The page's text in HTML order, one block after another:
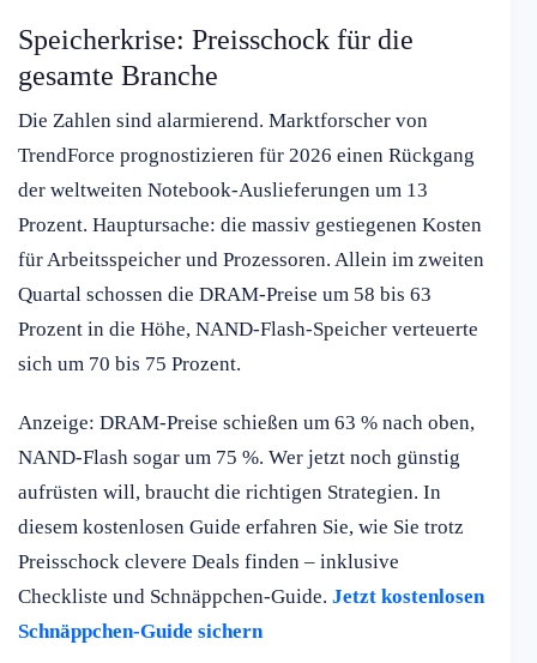
Speicherkrise: Preisschock für die
gesamte Branche
Die Zahlen sind alarmierend. Marktforscher von
TrendForce prognostizieren für 2026 einen Rückgang
der weltweiten Notebook-Auslieferungen um 13
Prozent. Hauptursache: die massiv gestiegenen Kosten
für Arbeitsspeicher und Prozessoren. Allein im zweiten
Quartal schossen die DRAM-Preise um 58 bis 63
Prozent in die Höhe, NAND-Flash-Speicher verteuerte
sich um 70 bis 75 Prozent.
Anzeige: DRAM-Preise schießen um 63 % nach oben,
NAND-Flash sogar um 75 %. Wer jetzt noch günstig
aufrüsten will, braucht die richtigen Strategien. In
diesem kostenlosen Guide erfahren Sie, wie Sie trotz
Preisschock clevere Deals finden – inklusive
Checkliste und Schnäppchen-Guide. Jetzt kostenlosen
Schnäppchen-Guide sichern